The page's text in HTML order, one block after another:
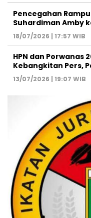
Pencegahan
Suhardiman Amby
18/07/2026 | 17:57 WIB
HPN dan Porwanas
Kebangkitan Pers,
13/07/2026 | 19:07 WIB